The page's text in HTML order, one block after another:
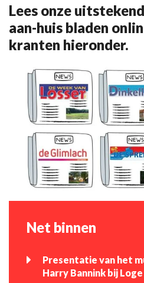
Lees onze
aan-huis bladen
kranten hieronder.
Net binnen
Presentatie van het
Harry Bannink bij